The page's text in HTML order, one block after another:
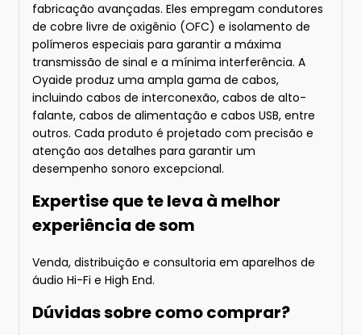
fabricação avançadas. Eles empregam condutores
de cobre livre de oxigênio (OFC) e isolamento de
polímeros especiais para garantir a máxima
transmissão de sinal e a mínima interferência. A
Oyaide produz uma ampla gama de cabos,
incluindo cabos de interconexão, cabos de alto-
falante, cabos de alimentação e cabos USB, entre
outros. Cada produto é projetado com precisão e
atenção aos detalhes para garantir um
desempenho sonoro excepcional.
Expertise que te leva à melhor
experiência de som
Venda, distribuição e consultoria em aparelhos de
áudio Hi-Fi e High End.
Dúvidas sobre como comprar?